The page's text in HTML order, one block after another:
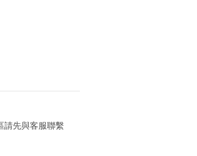
請先與客服聯繫